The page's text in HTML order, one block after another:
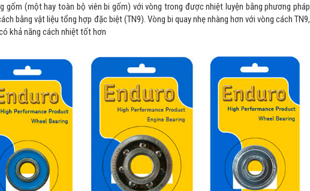
gốm (một hay toàn bộ viên bi gốm) với vòng trong được nhiệt luyện bằng phương pháp
bằng vật liệu tổng hợp đặc biệt (TN9). Vòng bi quay nhẹ nhàng hơn với vòng cách TN9,
khả năng cách nhiệt tốt hơn